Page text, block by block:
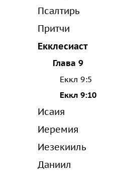
Псалтирь
Притчи
Екклесиаст
Глава 9
Еккл 9:5
Еккл 9:10
Исаия
Иеремия
Иезекииль
Даниил